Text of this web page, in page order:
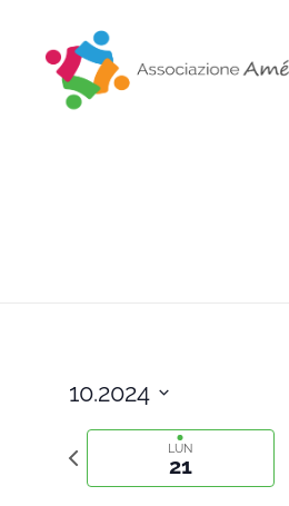
10.2024
Select
date.
Previous
LUN
21